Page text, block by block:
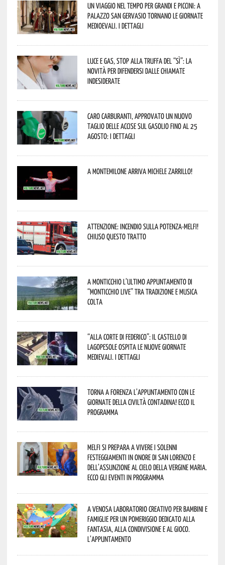
Un viaggio nel tempo per grandi e piccini: a
Palazzo San Gervasio tornano le Giornate
Medioevali. I dettagli
Luce e gas, stop alla truffa del “Sì”: la
novità per difendersi dalle chiamate
indesiderate
Caro carburanti, approvato un nuovo
taglio delle accise sul gasolio fino al 25
agosto: i dettagli
A Montemilone arriva Michele Zarrillo!
Attenzione: incendio sulla Potenza-Melfi!
Chiuso questo tratto
A Monticchio l’ultimo appuntamento di
“Monticchio Live” tra tradizione e musica
colta
“Alla corte di Federico”: il Castello di
Lagopesole ospita le nuove Giornate
Medievali. I dettagli
Torna a Forenza l’appuntamento con le
Giornate della Civiltà Contadina! Ecco il
programma
Melfi si prepara a vivere i solenni
festeggiamenti in onore di San Lorenzo e
dell’assunzione al cielo della Vergine Maria.
Ecco gli eventi in programma
A Venosa laboratorio creativo per bambini e
famiglie per un pomeriggio dedicato alla
fantasia, alla condivisione e al gioco.
L’appuntamento